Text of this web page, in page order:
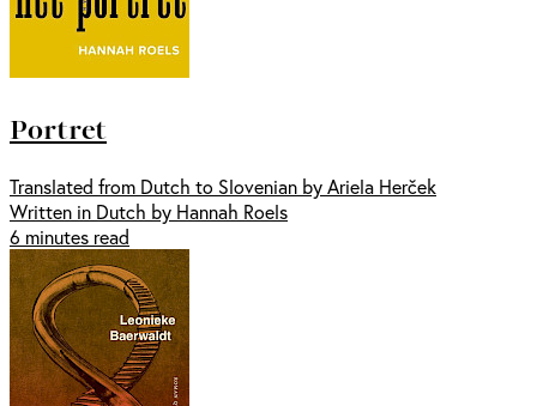
Portret
Translated from Dutch to Slovenian by Ariela Herček
Written in Dutch by Hannah Roels
6 minutes read